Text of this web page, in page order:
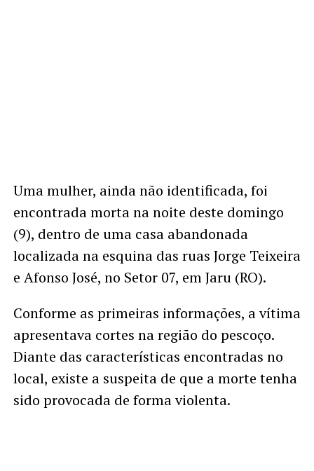
Uma mulher, ainda não identificada, foi
encontrada morta na noite deste domingo
(9), dentro de uma casa abandonada
localizada na esquina das ruas Jorge Teixeira
e Afonso José, no Setor 07, em Jaru (RO).
Conforme as primeiras informações, a vítima
apresentava cortes na região do pescoço.
Diante das características encontradas no
local, existe a suspeita de que a morte tenha
sido provocada de forma violenta.